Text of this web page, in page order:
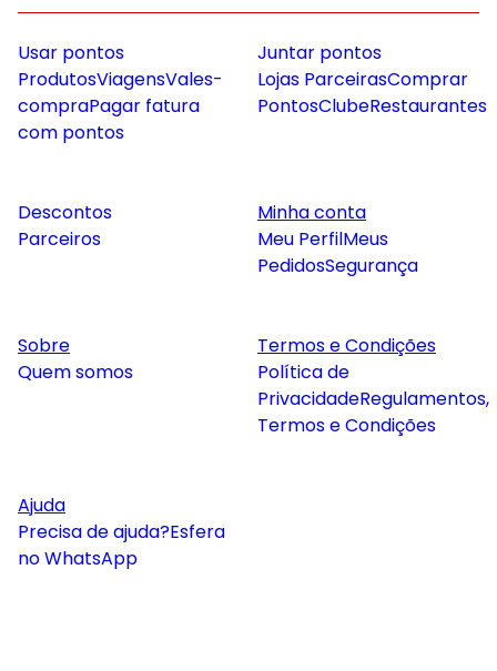
Usar pontos
ProdutosViagensVales-
compraPagar fatura
com pontos
Juntar pontos
Lojas ParceirasComprar
PontosClubeRestaurantes
Descontos
Parceiros
Minha conta
Meu PerfilMeus
PedidosSegurança
Sobre
Quem somos
Termos e Condições
Política de
PrivacidadeRegulamentos,
Termos e Condições
Ajuda
Precisa de ajuda?Esfera
no WhatsApp